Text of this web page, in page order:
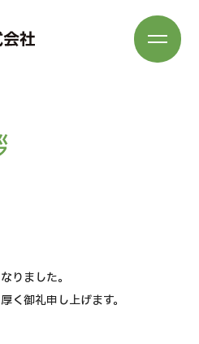
りました。
く御礼申し上げます。